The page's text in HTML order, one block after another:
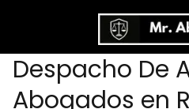
Despacho De
Abogados en